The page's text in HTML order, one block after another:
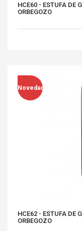
HCE60 - ESTUFA DE
ORBEGOZO
Novedad
HCE62 - ESTUFA DE
ORBEGOZO